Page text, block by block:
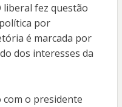
liberal fez questão
por
é marcada por
dos interesses da
o presidente